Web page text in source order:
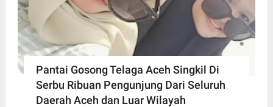
Pantai Gosong Telaga Aceh Singkil Di
Serbu Ribuan Pengunjung Dari Seluruh
Daerah Aceh dan Luar Wilayah